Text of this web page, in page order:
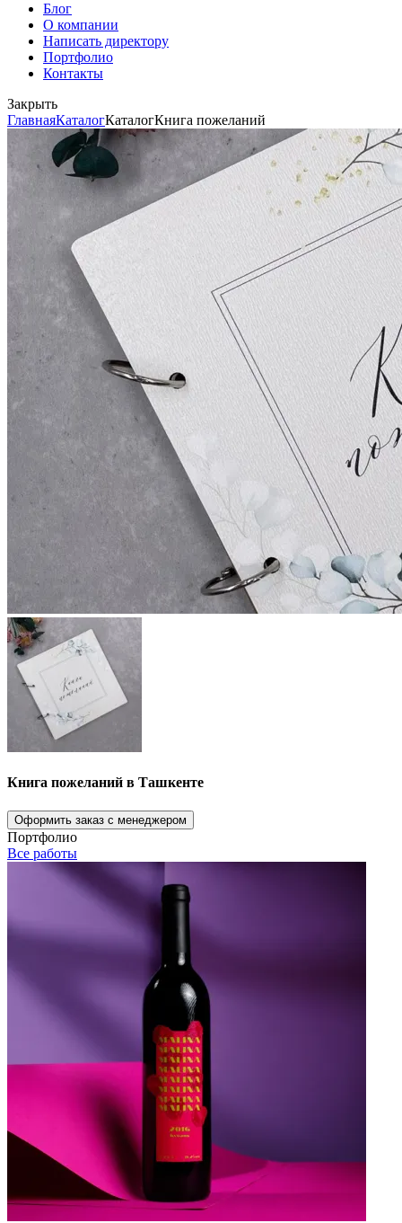
Блог
О компании
Написать директору
Портфолио
Контакты
Закрыть
ГлавнаяКаталогКаталогКнига пожеланий
Книга пожеланий в Ташкенте
Оформить заказ с менеджером
Портфолио
Все работы